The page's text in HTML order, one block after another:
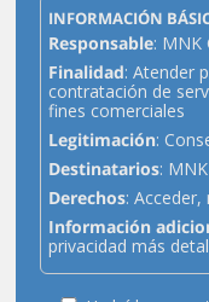
INFORMACIÓN
Responsable: MNK
Finalidad: Atender
contratación de
fines comerciales
Legitimación:
Destinatarios:
Derechos:
Información
privacidad más